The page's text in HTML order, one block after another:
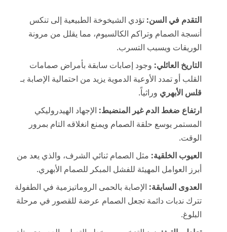
التقدم في السن: تؤدي الشيخوخة الطبيعية إلى تنكس
أنسجة الصمام وتراكم الكالسيوم، مما يقلل من مرونة
الوريقات ويسبب التسرب.
التاريخ العائلي: وجود إصابات سابقة بأمراض صمامات
القلب أو تمدد الأوعية الدموية يزيد من احتمالية الإصابة بـ
قلس الأبهري وراثياً.
ارتفاع ضغط الدم غير المنضبط: الإجهاد الهيدروليكي
المستمر يوسع حلقة الصمام ويمنع انغلاقه التام بمرور
الوقت.
العيوب الخلقية: مثل الصمام ثنائي الشرف، والذي يعد من
أبرز العوامل المهيئة للفشل المبكر للصمام الأبهري.
العدوى السابقة: الإصابة بالحمى الروماتيزمية في الطفولة
تترك ندبات دائمة تجعل الصمام عرضة للقصور في مرحلة
البلوغ.